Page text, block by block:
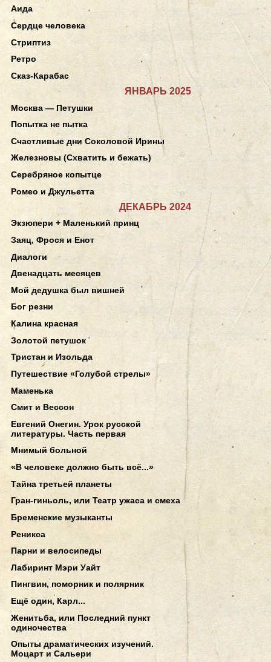
Аида
Сердце человека
Стриптиз
Ретро
Сказ-Карабас
ЯНВАРЬ 2025
Москва — Петушки
Попытка не пытка
Счастливые дни Соколовой Ирины
Железновы (Схватить и бежать)
Серебряное копытце
Ромео и Джульетта
ДЕКАБРЬ 2024
Экзюпери + Маленький принц
Заяц, Фрося и Енот
Диалоги
Двенадцать месяцев
Мой дедушка был вишней
Бог резни
Калина красная
Золотой петушок
Тристан и Изольда
Путешествие «Голубой стрелы»
Маменька
Смит и Вессон
Евгений Онегин. Урок русской
литературы. Часть первая
Мнимый больной
«В человеке должно быть всё...»
Тайна третьей планеты
Гран-гиньоль, или Театр ужаса и смеха
Бременские музыканты
Реникса
Парни и велосипеды
Лабиринт Мэри Уайт
Пингвин, поморник и полярник
Ещё один, Карл...
Женитьба, или Последний пункт
одиночества
Опыты драматических изучений.
Моцарт и Сальери